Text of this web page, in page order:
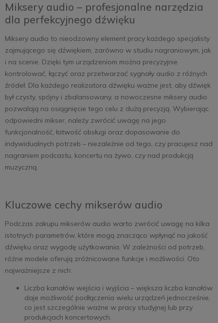
Miksery audio – profesjonalne narzędzia
dla perfekcyjnego dźwięku
Miksery audio to nieodzowny element pracy każdego specjalisty
zajmującego się dźwiękiem, zarówno w studiu nagraniowym, jak
i na scenie. Dzięki tym urządzeniom można precyzyjnie
kontrolować, łączyć oraz przetwarzać sygnały audio z różnych
źródeł. Dla każdego realizatora dźwięku ważne jest, aby dźwięk
był czysty, spójny i zbalansowany, a nowoczesne miksery audio
pozwalają na osiągnięcie tego celu z dużą precyzją. Wybierając
odpowiedni mikser, należy zwrócić uwagę na jego
funkcjonalność, łatwość obsługi oraz dopasowanie do
indywidualnych potrzeb – niezależnie od tego, czy pracujesz nad
nagraniem podcastu, koncertu na żywo, czy nad produkcją
muzyczną.
Kluczowe cechy mikserów audio
Podczas zakupu mikserów audio warto zwrócić uwagę na kilka
istotnych parametrów, które mogą znacząco wpłynąć na jakość
dźwięku oraz wygodę użytkowania. W zależności od potrzeb,
różne modele oferują zróżnicowane funkcje i możliwości. Oto
najważniejsze z nich:
Liczba kanałów wejścia i wyjścia – większa liczba kanałów
daje możliwość podłączenia wielu urządzeń jednocześnie,
co jest szczególnie ważne w pracy studyjnej lub przy
produkcjach koncertowych.